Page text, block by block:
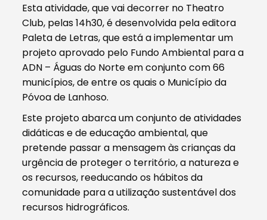
Esta atividade, que vai decorrer no Theatro
Club, pelas 14h30, é desenvolvida pela editora
Paleta de Letras, que está a implementar um
projeto aprovado pelo Fundo Ambiental para a
ADN – Águas do Norte em conjunto com 66
municípios, de entre os quais o Município da
Póvoa de Lanhoso.
Este projeto abarca um conjunto de atividades
didáticas e de educação ambiental, que
pretende passar a mensagem às crianças da
urgência de proteger o território, a natureza e
os recursos, reeducando os hábitos da
comunidade para a utilização sustentável dos
recursos hidrográficos.